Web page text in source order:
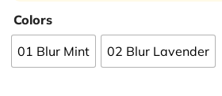
Colors
01 Blur Mint 02 Blur Lavender